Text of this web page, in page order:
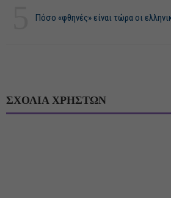
Πόσο «φθηνές» είναι τώρα οι
ΣΧΟΛΙΑ ΧΡΗΣΤΩΝ